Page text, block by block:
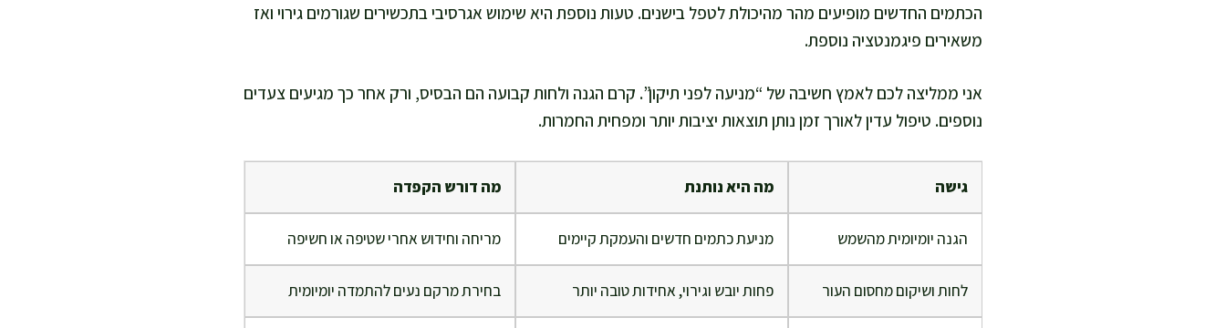
הכתמים החדשים מופיעים מהר מהיכולת לטפל בישנים. טעות נוספת היא שימוש אגרסיבי בתכשירים שגורמים גירוי ואז
משאירים פיגמנטציה נוספת.
אני ממליצה לכם לאמץ חשיבה של “מניעה לפני תיקון”. קרם הגנה ולחות קבועה הם הבסיס, ורק אחר כך מגיעים צעדים
נוספים. טיפול עדין לאורך זמן נותן תוצאות יציבות יותר ומפחית החמרות.
גישה מה היא נותנת מה דורש הקפדה
הגנה יומיומית מהשמש מניעת כתמים חדשים והעמקת קיימים מריחה וחידוש אחרי שטיפה או חשיפה
לחות ושיקום מחסום העור פחות יובש וגירוי, אחידות טובה יותר בחירת מרקם נעים להתמדה יומיומית